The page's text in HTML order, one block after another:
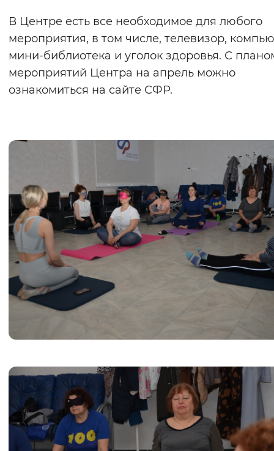
В Центре есть все необходимое для любого
мероприятия, в том числе, телевизор,
мини-библиотека и уголок здоровья. С
мероприятий Центра на апрель можно
ознакомиться на сайте СФР.